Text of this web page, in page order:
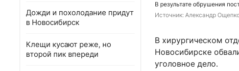
Дожди и похолодание придут
в Новосибирск
Клещи кусают реже, но
второй пик впереди
В результате обрушения
Источник: Александр
В хирургическом
Новосибирске
уголовное дело.